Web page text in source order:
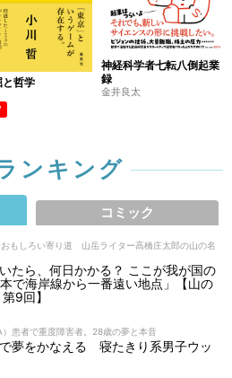
と哲学
神経科学者七転八倒起業
録
金井良太
ンキング
コミック
もしろい寄り道 山岳ライター高橋庄太郎の山の名
たら、何日かかる？ ここが我が国の
で海岸線から一番遠い地点」【山の
9回】
患者で重度障害者。28歳の夢と本音
夢をかなえる 寝たきり系男子ウッ